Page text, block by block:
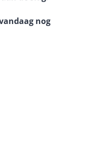
nog